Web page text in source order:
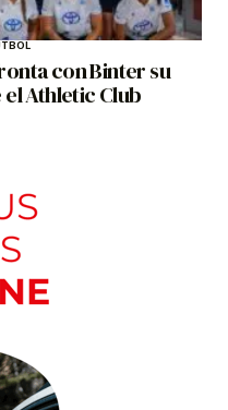
con Binter su
Athletic Club